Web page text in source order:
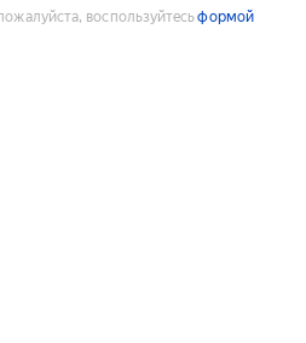
воспользуйтесьформой